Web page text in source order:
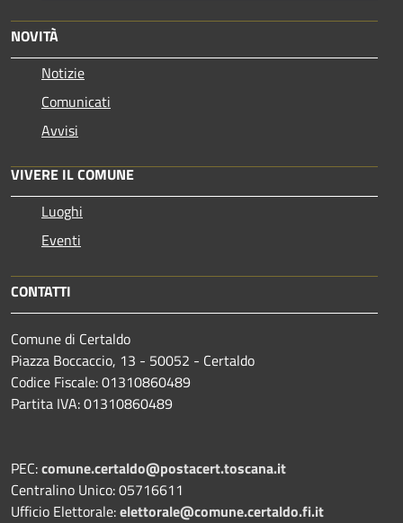
NOVITÀ
Notizie
Comunicati
Avvisi
VIVERE IL COMUNE
Luoghi
Eventi
CONTATTI
Comune di Certaldo
Piazza Boccaccio, 13 - 50052 - Certaldo
Codice Fiscale: 01310860489
Partita IVA: 01310860489
PEC:comune.certaldo@postacert.toscana.it
Centralino Unico: 05716611
Ufficio Elettorale:elettorale@comune.certaldo.fi.it